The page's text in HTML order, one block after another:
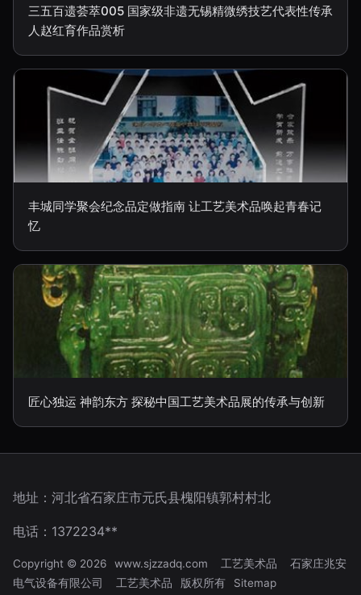
三五百遗荟萃005 国家级非遗无锡精微绣技艺代表性传承
人赵红育作品赏析
丰城同学聚会纪念品定做指南 让工艺美术品唤起青春记
忆
匠心独运 神韵东方 探秘中国工艺美术品展的传承与创新
地址：河北省石家庄市元氏县槐阳镇郭村村北
电话：1372234**
Copyright © 2026 www.sjzzadq.com 工艺美术品
石家庄兆安
电气设备有限公司
工艺美术品 版权所有 Sitemap